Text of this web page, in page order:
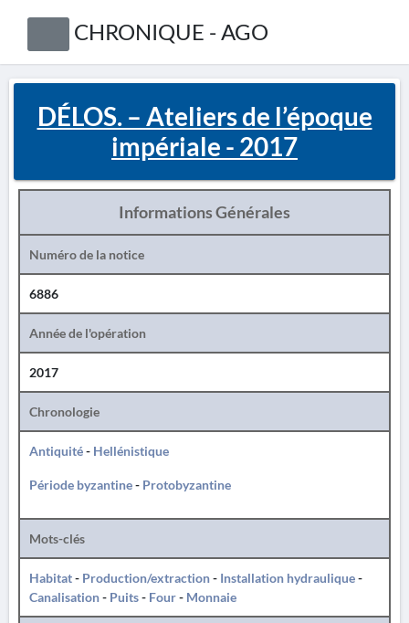
CHRONIQUE - AGO
DÉLOS. – Ateliers de l’époque
impériale - 2017
Informations Générales
Numéro de la notice
6886
Année de l'opération
2017
Chronologie
Antiquité- Hellénistique
Période byzantine- Protobyzantine
Mots-clés
Habitat- Production/extraction- Installation hydraulique-
Canalisation- Puits- Four- Monnaie